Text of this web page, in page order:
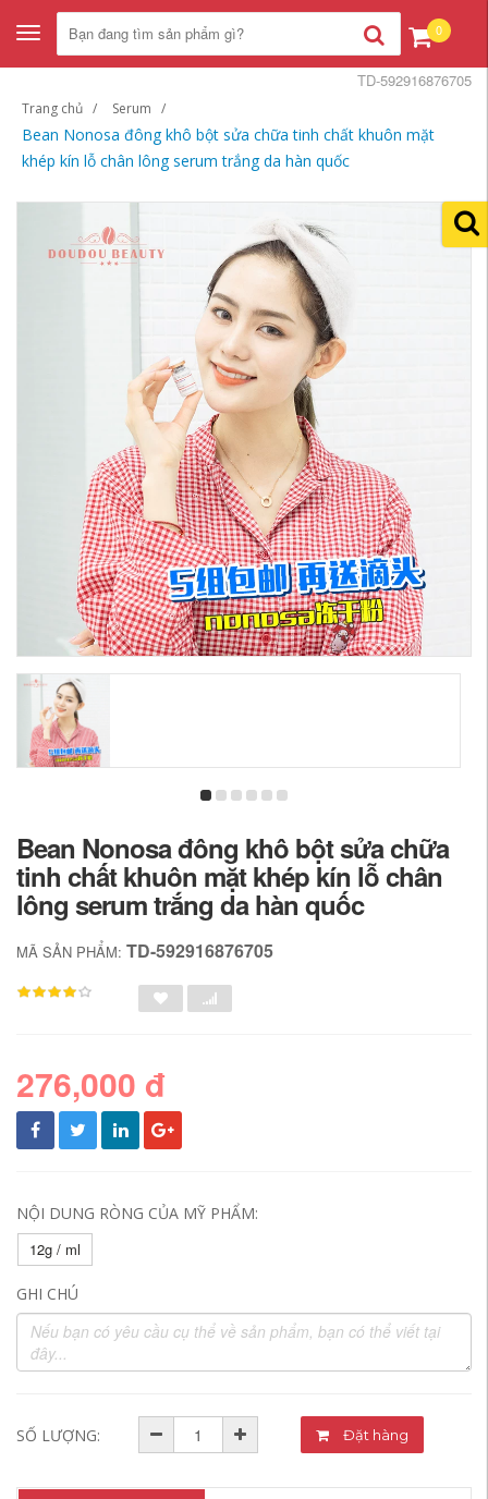
Toggle
navigation
0
Trang chủ Serum
Bean Nonosa đông khô bột sửa chữa tinh chất khuôn mặt
khép kín lỗ chân lông serum trắng da hàn quốc
TD-592916876705
Bean Nonosa đông khô bột sửa chữa
tinh chất khuôn mặt khép kín lỗ chân
lông serum trắng da hàn quốc
MÃ SẢN PHẨM: TD-592916876705
276,000 đ
NỘI DUNG RÒNG CỦA MỸ PHẨM:
12g / ml
GHI CHÚ
SỐ LƯỢNG: Đặt hàng